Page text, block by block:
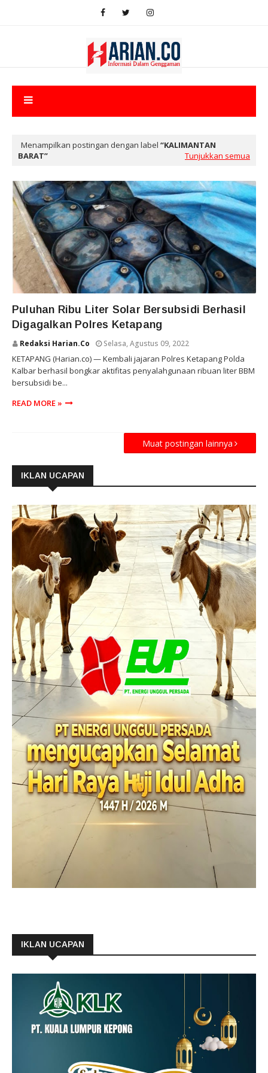
Menampilkan postingan dengan label
KALIMANTAN
BARAT
Tunjukkan semua
Puluhan Ribu Liter Solar Bersubsidi Berhasil
Digagalkan Polres Ketapang
Redaksi Harian.co Selasa, Agustus 09, 2022
KETAPANG (Harian.co) — Kembali jajaran Polres Ketapang Polda
Kalbar berhasil bongkar aktifitas penyalahgunaan ribuan liter BBM
bersubsidi be...
READ MORE »
Muat postingan lainnya
IKLAN UCAPAN
IKLAN UCAPAN